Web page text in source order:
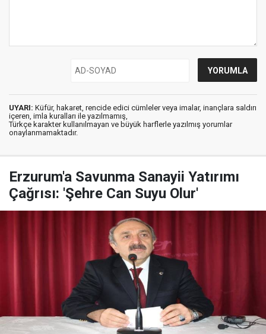
UYARI: Küfür, hakaret, rencide edici cümleler veya imalar, inançlara saldırı
içeren, imla kuralları ile yazılmamış,
Türkçe karakter kullanılmayan ve büyük harflerle yazılmış yorumlar
onaylanmamaktadır.
Erzurum'a Savunma Sanayii Yatırımı
Çağrısı: 'Şehre Can Suyu Olur'